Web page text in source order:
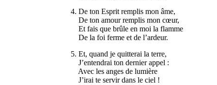
4. De ton Esprit remplis mon âme,
De ton amour remplis mon cœur,
Et fais que brûle en moi la flamme
De la foi ferme et de l’ardeur.
5. Et, quand je quitterai la terre,
J’entendrai ton dernier appel :
Avec les anges de lumière
J’irai te servir dans le ciel !